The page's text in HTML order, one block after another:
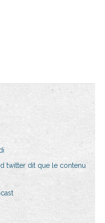
twitter dit que le contenu